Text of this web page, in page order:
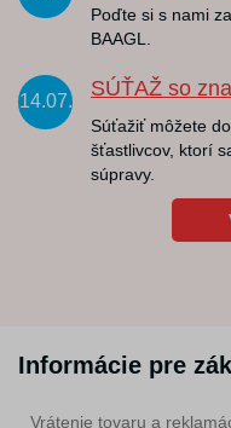
Poďte si s nami
BAAGL.
14.07.
SÚŤAŽ so
Súťažiť môžete
šťastlivcov, ktorí
súpravy.
Informácie pre
Vrátenie tovaru a